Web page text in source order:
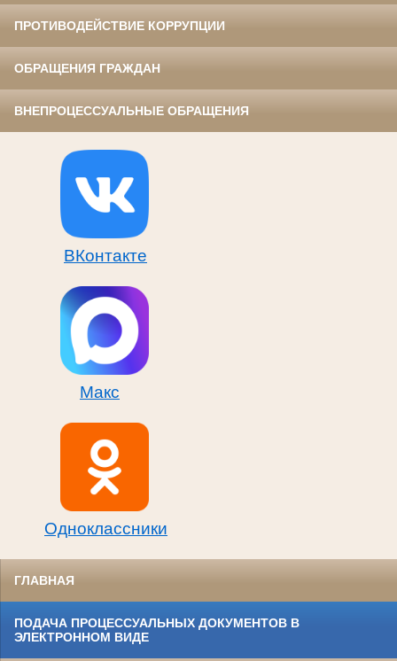
ПРОТИВОДЕЙСТВИЕ КОРРУПЦИИ
ОБРАЩЕНИЯ ГРАЖДАН
ВНЕПРОЦЕССУАЛЬНЫЕ ОБРАЩЕНИЯ
ВКонтакте
Макс
Одноклассники
ГЛАВНАЯ
ПОДАЧА ПРОЦЕССУАЛЬНЫХ ДОКУМЕНТОВ В
ЭЛЕКТРОННОМ ВИДЕ